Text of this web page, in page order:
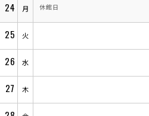
24 月 休館日
25 火
26 水
27 木